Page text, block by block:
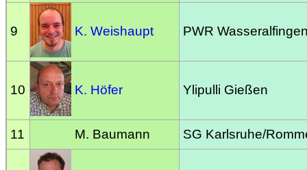
9 K. Weishaupt PWR
10 K. Höfer Ylipulli Gießen
11 M. Baumann SG Karlsruhe/